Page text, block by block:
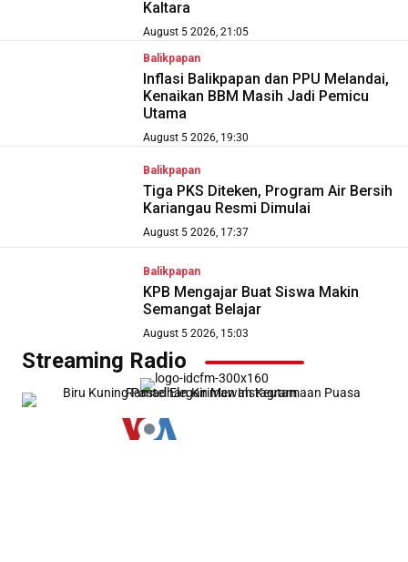
Kaltara
August 5 2026, 21:05
Balikpapan
Inflasi Balikpapan dan PPU Melandai,
Kenaikan BBM Masih Jadi Pemicu
Utama
August 5 2026, 19:30
Balikpapan
Tiga PKS Diteken, Program Air Bersih
Kariangau Resmi Dimulai
August 5 2026, 17:37
Balikpapan
KPB Mengajar Buat Siswa Makin
Semangat Belajar
August 5 2026, 15:03
Streaming Radio